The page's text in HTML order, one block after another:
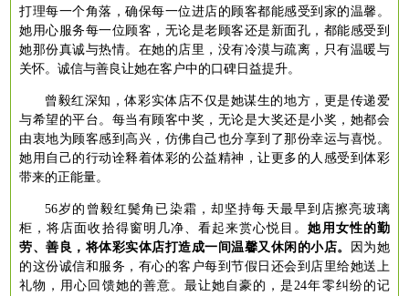
打理每一个角落，确保每一位进店的顾客都能感受到家的温馨。
她用心服务每一位顾客，无论是老顾客还是新面孔，都能感受到
她那份真诚与热情。在她的店里，没有冷漠与疏离，只有温暖与
关怀。诚信与善良让她在客户中的口碑日益提升。
曾毅红深知，体彩实体店不仅是她谋生的地方，更是传递爱
与希望的平台。每当有顾客中奖，无论是大奖还是小奖，她都会
由衷地为顾客感到高兴，仿佛自己也分享到了那份幸运与喜悦。
她用自己的行动诠释着体彩的公益精神，让更多的人感受到体彩
带来的正能量。
56岁的曾毅红鬓角已染霜，却坚持每天最早到店擦亮玻璃
柜，将店面收拾得窗明几净、看起来赏心悦目。她用女性的勤
劳、善良，将体彩实体店打造成一间温馨又休闲的小店。 因为她
的这份诚信和服务，有心的客户每到节假日还会到店里给她送上
礼物，用心回馈她的善意。最让她自豪的，是 24年零纠纷的记